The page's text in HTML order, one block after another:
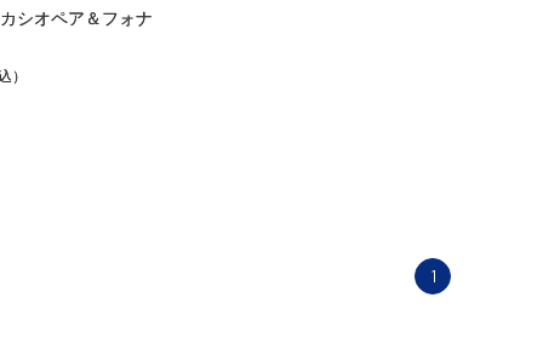
シオペア＆フォナ
）
1